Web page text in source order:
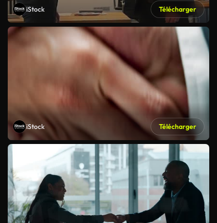
iStock Télécharger
iStock Télécharger